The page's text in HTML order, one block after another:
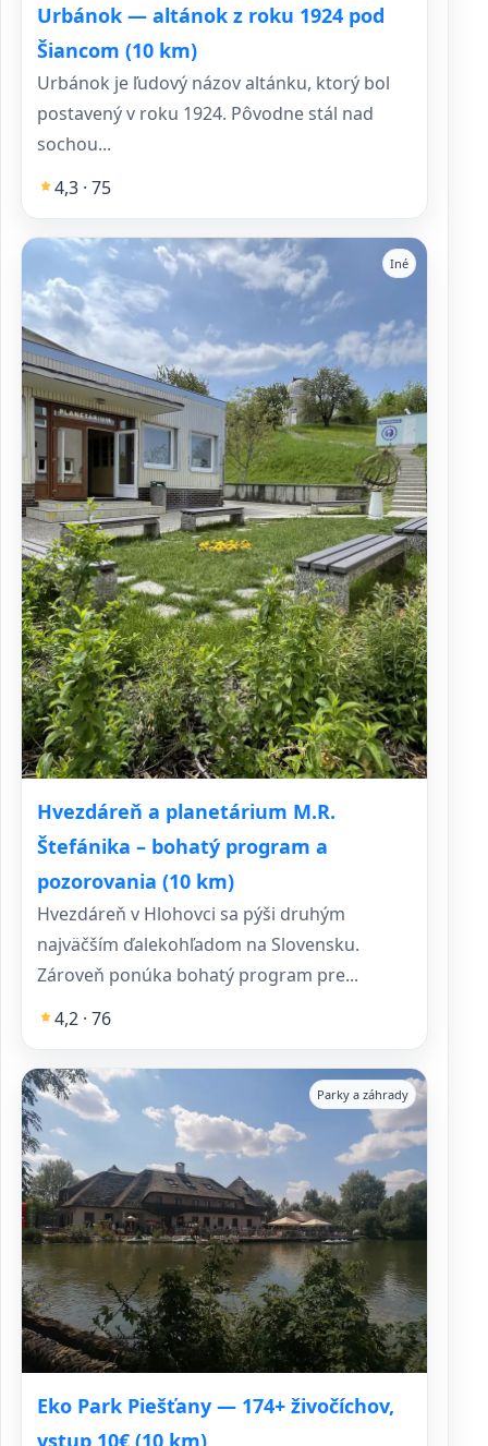
Urbánok — altánok z roku 1924 pod
Šiancom (10 km)
Urbánok je ľudový názov altánku, ktorý bol
postavený v roku 1924. Pôvodne stál nad
sochou...
4,3 · 75
Hvezdáreň a planetárium M.R.
Štefánika – bohatý program a
pozorovania (10 km)
Iné
Hvezdáreň v Hlohovci sa pýši druhým
najväčším ďalekohľadom na Slovensku.
Zároveň ponúka bohatý program pre...
4,2 · 76
Eko Park Piešťany — 174+ živočíchov,
vstup 10€ (10 km)
Parky a záhrady